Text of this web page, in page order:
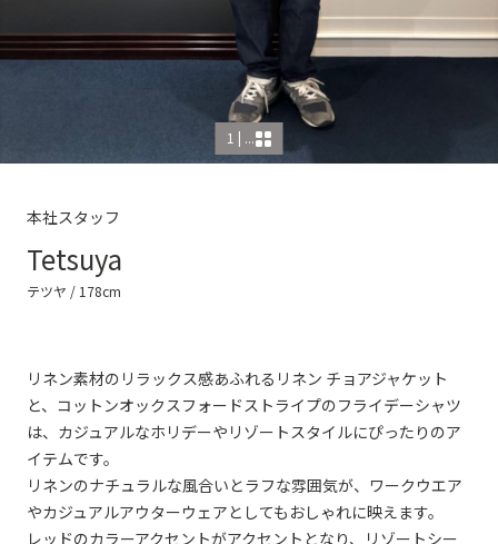
1 | ...
本社スタッフ
Tetsuya
テツヤ / 178cm
リネン素材のリラックス感あふれるリネン チョアジャケット
と、コットンオックスフォードストライプのフライデーシャツ
は、カジュアルなホリデーやリゾートスタイルにぴったりのア
イテムです。
リネンのナチュラルな風合いとラフな雰囲気が、ワークウエア
やカジュアルアウターウェアとしてもおしゃれに映えます。
レッドのカラーアクセントがアクセントとなり、リゾートシー